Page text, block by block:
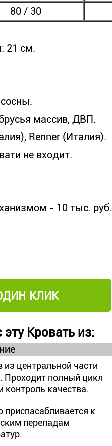
80 / 30
21 см.
массив, ДВП.
Renner (Италия).
не входит.
- 10 тыс. руб.
клик
Кровать из:
из центральной части
Проходит полный цикл
контроль качества.
приспасабливается к
перепадам